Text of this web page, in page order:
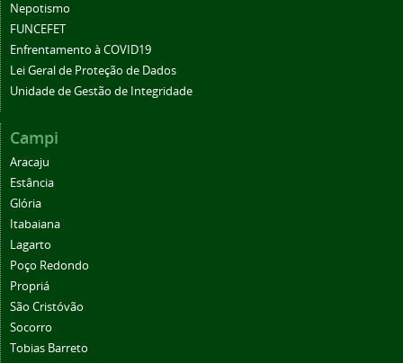
Nepotismo
FUNCEFET
Enfrentamento à COVID19
Lei Geral de Proteção de Dados
Unidade de Gestão de Integridade
Campi
Aracaju
Estância
Glória
Itabaiana
Lagarto
Poço Redondo
Propriá
São Cristóvão
Socorro
Tobias Barreto